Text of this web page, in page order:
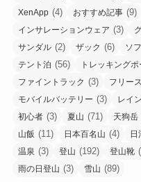
XenApp (4) おすすめ記事 (9)
インサレーションウェア (3)
サンダル (2) ザック (6) ソ
テント泊 (56) トレッキング
ファイントラック (3) フリース
モバイルバッテリー (3) レイ
初心者 (3) 夏山 (71) 天狗岳
山飯 (11) 日本百名山 (4) 日
温泉 (3) 登山 (192) 登山靴
雨の日登山 (3) 雪山 (89)